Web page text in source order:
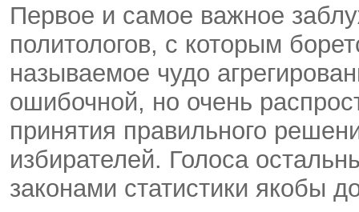
Первое и самое важное
политологов, с которым
называемое чудо
ошибочной, но очень
принятия правильного
избирателей. Голоса
законами статистики якобы